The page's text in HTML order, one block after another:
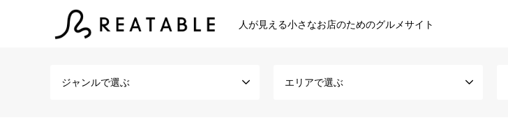
人が見える小さなお店のためのグルメサイト
ジャンルで選ぶ エリアで選ぶ